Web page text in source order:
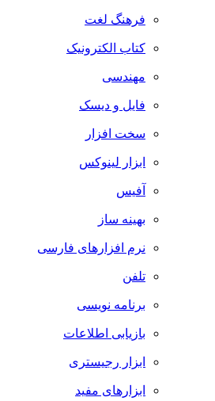
فرهنگ لغت
کتاب الکترونیک
مهندسی
فایل و دیسک
سخت افزار
ابزار لینوکس
آفیس
بهینه ساز
نرم افزارهای فارسی
تلفن
برنامه نویسی
بازیابی اطلاعات
ابزار رجیستری
ابزارهای مفید